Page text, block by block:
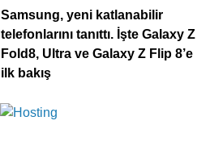
Samsung, yeni katlanabilir
telefonlarını tanıttı. İşte Galaxy Z
Fold8, Ultra ve Galaxy Z Flip 8’e
ilk bakış